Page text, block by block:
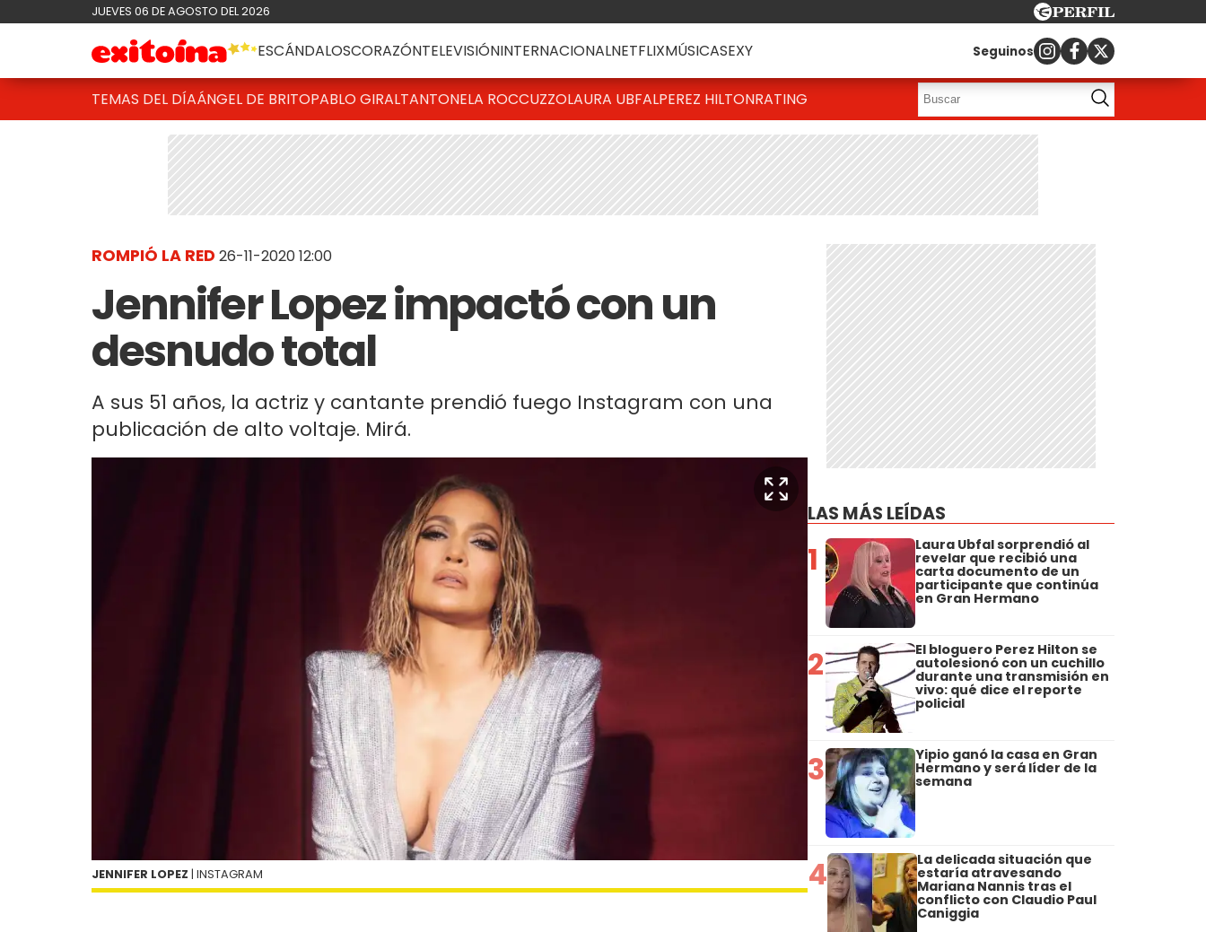
JUEVES 06 DE AGOSTO DEL 2026
ESCÁNDALOSCORAZÓNTELEVISIÓNINTERNACIONALNETFLIXMÚSICASEXY Seguinos
TEMAS DEL DÍAÁNGEL DE BRITOPABLO GIRALTANTONELA ROCCUZZOLAURA UBFALPEREZ HILTONRATING
ROMPIÓ LA RED 26-11-2020 12:00
Jennifer Lopez impactó con un
desnudo total
A sus 51 años, la actriz y cantante prendió fuego Instagram con una
publicación de alto voltaje. Mirá.
JENNIFER LOPEZ | INSTAGRAM
LAS MÁS LEÍDAS
1 Laura Ubfal sorprendió al
revelar que recibió una
carta documento de un
participante que continúa
en Gran Hermano
2 El bloguero Perez Hilton se
autolesionó con un cuchillo
durante una transmisión en
vivo: qué dice el reporte
policial
3 Yipio ganó la casa en Gran
Hermano y será líder de la
semana
4 La delicada situación que
estaría atravesando
Mariana Nannis tras el
conflicto con Claudio Paul
Caniggia